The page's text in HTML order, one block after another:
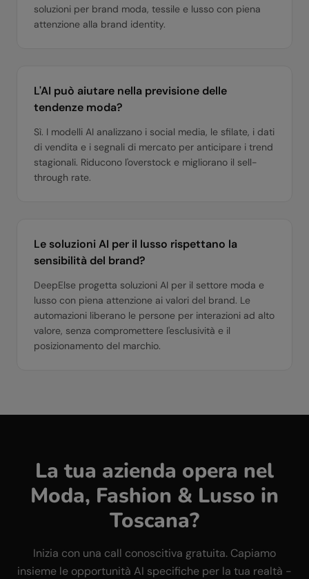
soluzioni per brand moda, tessile e lusso con piena
attenzione alla brand identity.
L'AI può aiutare nella previsione delle
tendenze moda?
Sì. I modelli AI analizzano i social media, le sfilate, i dati
di vendita e i segnali di mercato per anticipare i trend
stagionali. Riducono l'overstock e migliorano il sell-
through rate.
Le soluzioni AI per il lusso rispettano la
sensibilità del brand?
DeepElse progetta soluzioni AI per il settore moda e
lusso con piena attenzione ai valori del brand. Le
automazioni liberano le persone per interazioni ad alto
valore, senza compromettere l'esclusività e il
posizionamento del marchio.
La tua azienda opera nel
Moda, Fashion & Lusso in
Toscana?
Inizia con una call conoscitiva gratuita. Capiamo
insieme le opportunità AI specifiche per la tua realtà -